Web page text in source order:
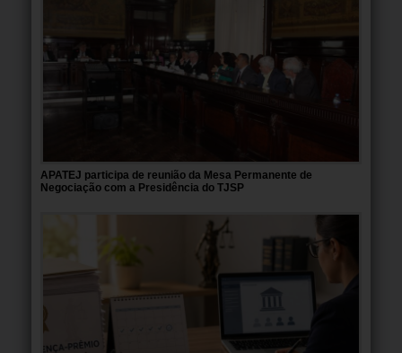
APATEJ participa de reunião da Mesa Permanente de
Negociação com a Presidência do TJSP